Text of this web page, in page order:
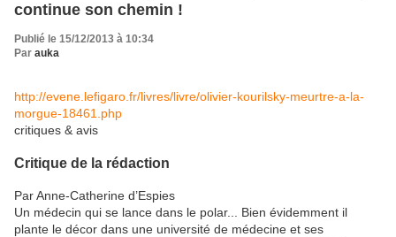
continue son chemin !
Publié le 15/12/2013 à 10:34
Par auka
http://evene.lefigaro.fr/livres/livre/olivier-kourilsky-meurtre-a-la-
morgue-18461.php
critiques & avis
Critique de la rédaction
Par Anne-Catherine d’Espies
Un médecin qui se lance dans le polar... Bien évidemment il
plante le décor dans une université de médecine et ses